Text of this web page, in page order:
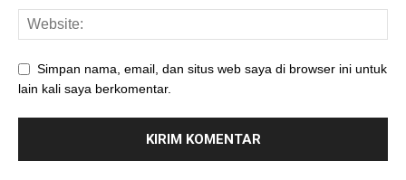
Simpan nama, email, dan situs web saya di browser ini untuk
lain kali saya berkomentar.